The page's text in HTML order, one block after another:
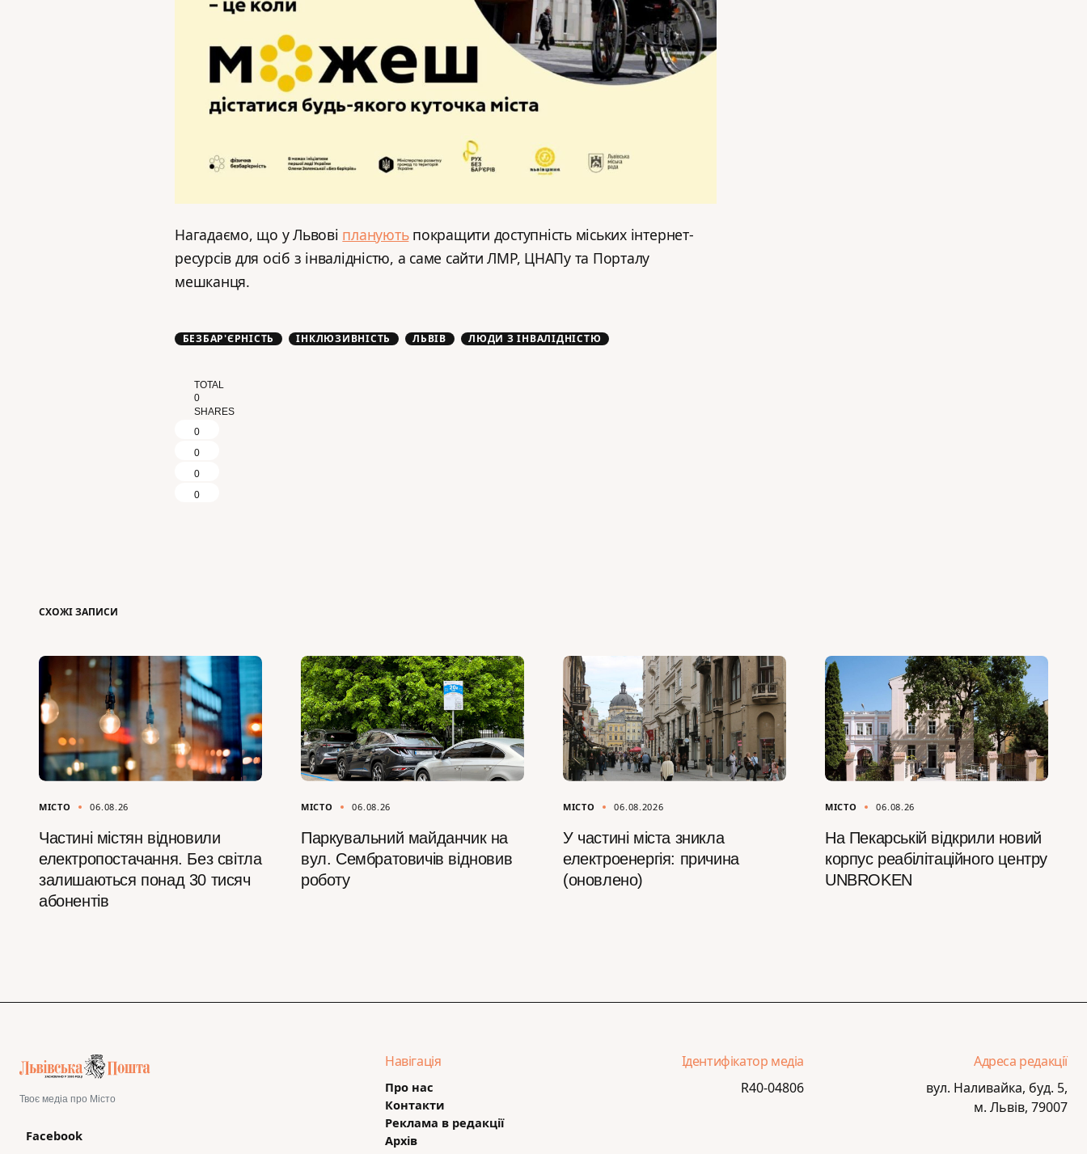
Нагадаємо, що у Львові плануютьпокращити доступність міських інтернет-
ресурсів для осіб з інвалідністю, а саме сайти ЛМР, ЦНАПу та Порталу
мешканця.
БЕЗБАР'ЄРНІСТЬ ІНКЛЮЗИВНІСТЬ ЛЬВІВ ЛЮДИ З ІНВАЛІДНІСТЮ
TOTAL
0
SHARES
0
0
0
0
СХОЖІ ЗАПИСИ
МІСТО 06.08.26
Частині містян відновили
електропостачання. Без світла
залишаються понад 30 тисяч
абонентів
МІСТО 06.08.26
Паркувальний майданчик на
вул. Сембратовичів відновив
роботу
МІСТО 06.08.2026
У частині міста зникла
електроенергія: причина
(оновлено)
МІСТО 06.08.26
На Пекарській відкрили новий
корпус реабілітаційного центру
UNBROKEN
Твоє медіа про Місто
Facebook
Навігація
Про нас
Контакти
Реклама в редакції
Архів
Ідентифікатор медіа
R40-04806
Адреса редакції
вул. Наливайка, буд. 5,
м. Львів, 79007